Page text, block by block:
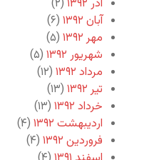
آذر ۱۳۹۲
(۲)
آبان ۱۳۹۲
(۶)
مهر ۱۳۹۲
(۵)
شهریور ۱۳۹۲
(۵)
مرداد ۱۳۹۲
(۱۲)
تیر ۱۳۹۲
(۱۳)
خرداد ۱۳۹۲
(۱۳)
اردیبهشت ۱۳۹۲
(۴)
فروردین ۱۳۹۲
(۴)